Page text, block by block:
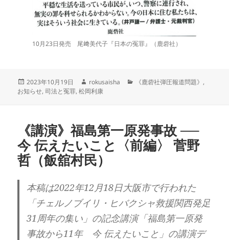
10月23日発売 尾﨑美代子『日本の冤罪』（鹿砦社）
投
稿
2023年10月19日
作
成
rokusaisha
カ《鹿砦社弾圧報道問題》 ,
お知らせ,司法と冤罪,松岡利康
《講演》福島第一原発事故 ──
今 伝えたいこと〈前編〉 菅野
哲（飯舘村民）
本稿は2022年12月18日大阪市で行われた
「チェルノブイリ・ヒバクシャ救援関西発足
31周年の集い」の記念講演「福島第一原発
事故から11年 今 伝えたいこと」の講演デ